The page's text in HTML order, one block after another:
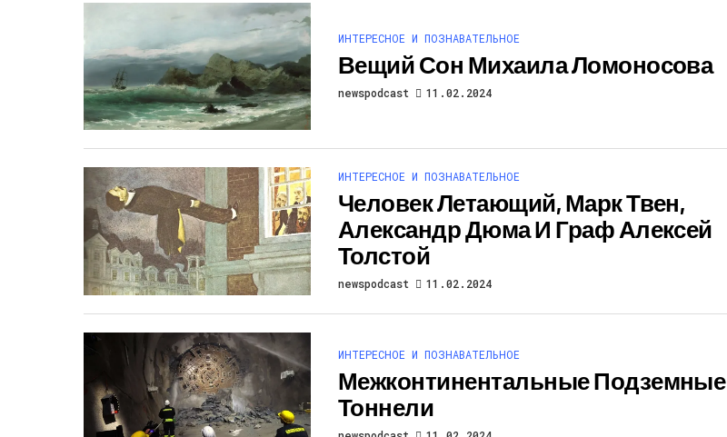
ИНТЕРЕСНОЕ И ПОЗНАВАТЕЛЬНОЕ
Вещий Сон Михаила Ломоносова
newspodcast 11.02.2024
ИНТЕРЕСНОЕ И ПОЗНАВАТЕЛЬНОЕ
Человек Летающий, Марк Твен,
Александр Дюма И Граф Алексей
Толстой
newspodcast 11.02.2024
ИНТЕРЕСНОЕ И ПОЗНАВАТЕЛЬНОЕ
Межконтинентальные Подземные
Тоннели